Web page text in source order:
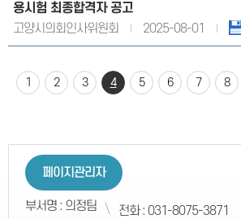
용시험 최종합격자 공고
고양시의회인사위원회
2025-08-01
1 2 3 4 5 6 7 8
페이지관리자
부서명 : 의정팀 전화 : 031-8075-3871